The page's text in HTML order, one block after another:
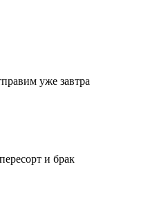
уже завтра
и брак